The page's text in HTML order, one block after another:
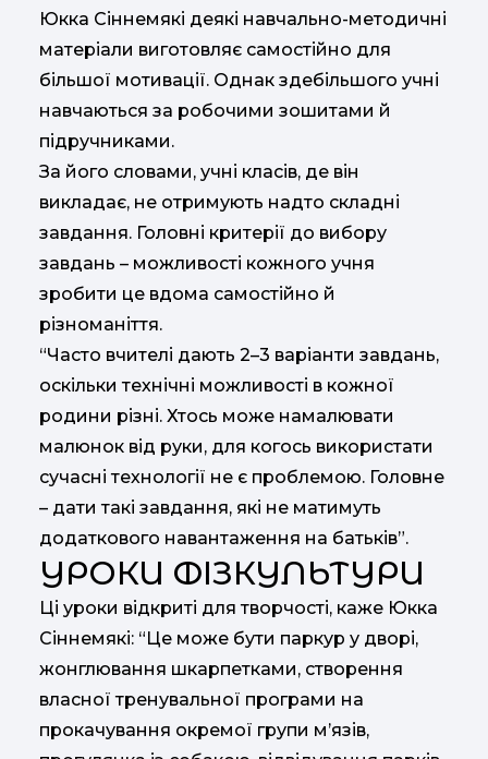
Юкка Сіннемякі деякі навчально-методичні
матеріали виготовляє самостійно для
більшої мотивації. Однак здебільшого учні
навчаються за робочими зошитами й
підручниками.
За його словами, учні класів, де він
викладає, не отримують надто складні
завдання. Головні критерії до вибору
завдань – можливості кожного учня
зробити це вдома самостійно й
різноманіття.
“Часто вчителі дають 2–3 варіанти завдань,
оскільки технічні можливості в кожної
родини різні. Хтось може намалювати
малюнок від руки, для когось використати
сучасні технології не є проблемою. Головне
– дати такі завдання, які не матимуть
додаткового навантаження на батьків”.
УРОКИ ФІЗКУЛЬТУРИ
Ці уроки відкриті для творчості, каже Юкка
Сіннемякі: “Це може бути паркур у дворі,
жонглювання шкарпетками, створення
власної тренувальної програми на
прокачування окремої групи м’язів,